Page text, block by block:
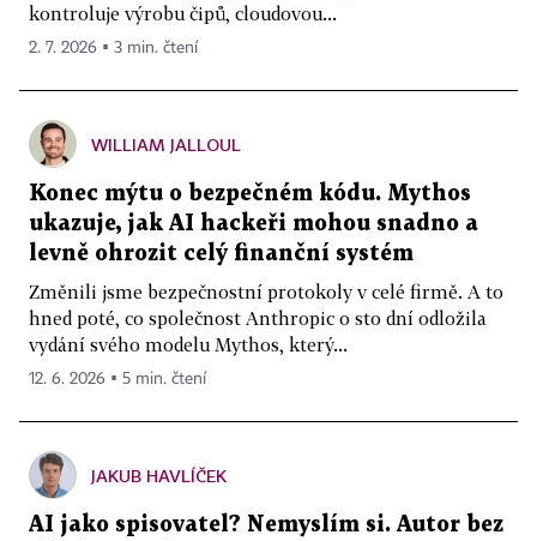
kontroluje výrobu čipů, cloudovou...
2. 7. 2026 ▪ 3 min. čtení
WILLIAM JALLOUL
Konec mýtu o bezpečném kódu. Mythos
ukazuje, jak AI hackeři mohou snadno a
levně ohrozit celý finanční systém
Změnili jsme bezpečnostní protokoly v celé firmě. A to
hned poté, co společnost Anthropic o sto dní odložila
vydání svého modelu Mythos, který...
12. 6. 2026 ▪ 5 min. čtení
JAKUB HAVLÍČEK
AI jako spisovatel? Nemyslím si. Autor bez